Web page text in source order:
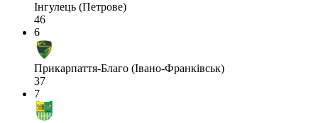
Інгулець (Петрове)
46
6
Прикарпаття-Благо (Івано-Франківськ)
37
7